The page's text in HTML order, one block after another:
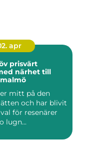
apr
närhet till
mitt på den
och har blivit
för resenärer
lugn...